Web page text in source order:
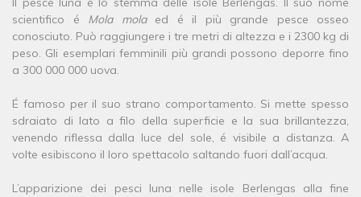
scientifico é Mola molaed é il più grande pesce osseo
conosciuto. Può raggiungere i tre metri di altezza e i 2300 kg di
peso. Gli esemplari femminili più grandi possono deporre fino
a 300 000 000 uova.
É famoso per il suo strano comportamento. Si mette spesso
sdraiato di lato a filo della superficie e la sua brillantezza,
venendo riflessa dalla luce del sole, é visibile a distanza. A
volte esibiscono il loro spettacolo saltando fuori dall’acqua.
L’apparizione dei pesci luna nelle isole Berlengas alla fine